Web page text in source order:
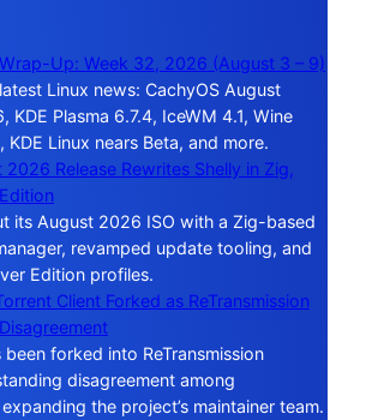
Up: Week 32, 2026 (August 3 – 9)
Linux news: CachyOS August
KDE Plasma 6.7.4, IceWM 4.1, Wine
KDE Linux nears Beta, and more.
Release Rewrites Shelly in Zig,
its August 2026 ISO with a Zig-based
revamped update tooling, and
Edition profiles.
Client Forked as ReTransmission
been forked into ReTransmission
disagreement among
the project’s maintainer team.